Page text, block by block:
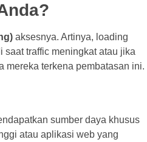
aksesnya. Artinya, loading
traffic meningkat atau jika
mereka terkena pembatasan ini.
sumber daya khusus
atau aplikasi web yang